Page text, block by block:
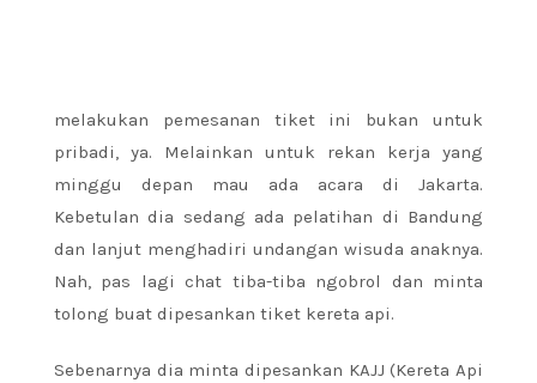
melakukan pemesanan tiket ini bukan untuk
pribadi, ya. Melainkan untuk rekan kerja yang
minggu depan mau ada acara di Jakarta.
Kebetulan dia sedang ada pelatihan di Bandung
dan lanjut menghadiri undangan wisuda anaknya.
Nah, pas lagi chat tiba-tiba ngobrol dan minta
tolong buat dipesankan tiket kereta api.
Sebenarnya dia minta dipesankan KAJJ (Kereta Api